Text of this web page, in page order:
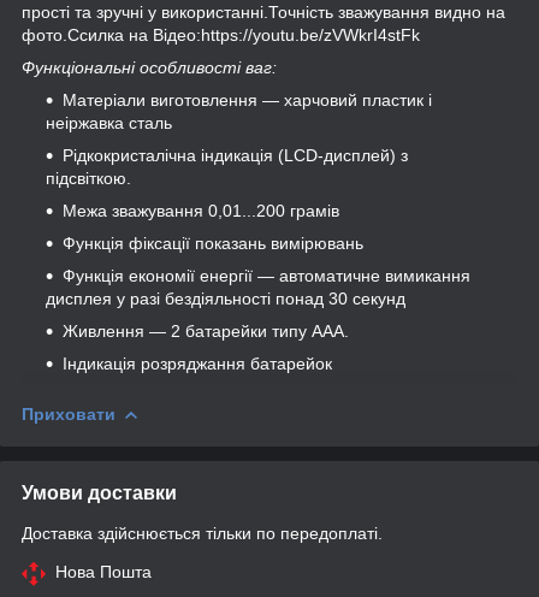
прості та зручні у використанні.Точність зважування видно на
фото.Ссилка на Відео:https://youtu.be/zVWkrI4stFk
Функціональні особливості ваг:
Матеріали виготовлення — харчовий пластик і
неіржавка сталь
Рідкокристалічна індикація (LCD-дисплей) з
підсвіткою.
Межа зважування 0,01...200 грамів
Функція фіксації показань вимірювань
Функція економії енергії — автоматичне вимикання
дисплея у разі бездіяльності понад 30 секунд
Живлення — 2 батарейки типу ААА.
Індикація розряджання батарейок
Приховати
Умови доставки
Доставка здійснюється тільки по передоплаті.
Нова Пошта